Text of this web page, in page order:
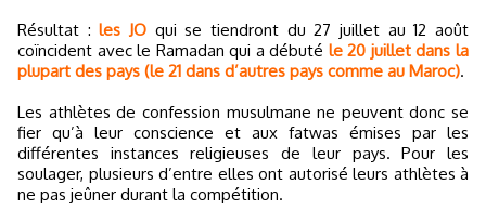
Résultat :les JO qui se tiendront du 27 juillet au 12 août
coïncident avec le Ramadan qui a débuté le 20 juillet dans la
plupart des pays (le 21 dans d’autres pays comme au Maroc).
Les athlètes de confession musulmane ne peuvent donc se
fier qu’à leur conscience et aux fatwas émises par les
différentes instances religieuses de leur pays. Pour les
soulager, plusieurs d’entre elles ont autorisé leurs athlètes à
ne pas jeûner durant la compétition.